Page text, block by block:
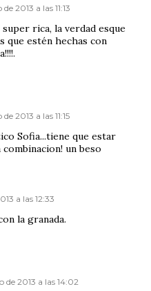
2013 a las 11:13
rica, la verdad esque
que estén hechas con
2013 a las 11:15
Sofia...tiene que estar
un beso
a las 12:33
la granada.
de 2013 a las 14:02